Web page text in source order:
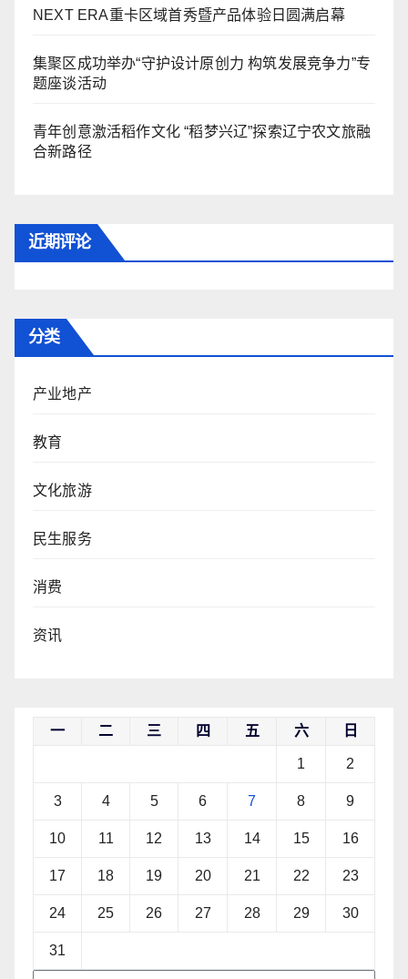
NEXT ERA重卡区域首秀暨产品体验日圆满启幕
集聚区成功举办“守护设计原创力 构筑发展竞争力”专
题座谈活动
青年创意激活稻作文化 “稻梦兴辽”探索辽宁农文旅融
合新路径
近期评论
分类
产业地产
教育
文化旅游
民生服务
消费
资讯
一 二 三 四 五 六 日
1 2
3 4 5 6 7 8 9
10 11 12 13 14 15 16
17 18 19 20 21 22 23
24 25 26 27 28 29 30
31